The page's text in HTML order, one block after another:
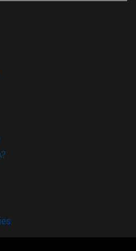
ventana)
en nueva ventana)
en nueva ventana)